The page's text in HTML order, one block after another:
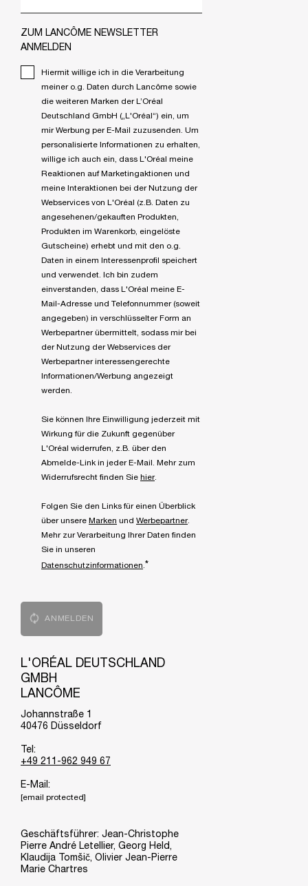
ZUM LANCÔME NEWSLETTER
ANMELDEN
Hiermit willige ich in die Verarbeitung
meiner o.g. Daten durch Lancôme sowie
die weiteren Marken der L’Oréal
Deutschland GmbH („L'Oréal“) ein, um
mir Werbung per E-Mail zuzusenden. Um
personalisierte Informationen zu erhalten,
willige ich auch ein, dass L'Oréal meine
Reaktionen auf Marketingaktionen und
meine Interaktionen bei der Nutzung der
Webservices von L'Oréal (z.B. Daten zu
angesehenen/gekauften Produkten,
Produkten im Warenkorb, eingelöste
Gutscheine) erhebt und mit den o.g.
Daten in einem Interessenprofil speichert
und verwendet. Ich bin zudem
einverstanden, dass L'Oréal meine E-
Mail-Adresse und Telefonnummer (soweit
angegeben) in verschlüsselter Form an
Werbepartner übermittelt, sodass mir bei
der Nutzung der Webservices der
Werbepartner interessengerechte
Informationen/Werbung angezeigt
werden.
Sie können Ihre Einwilligung jederzeit mit
Wirkung für die Zukunft gegenüber
L'Oréal widerrufen, z.B. über den
Abmelde-Link in jeder E-Mail. Mehr zum
Widerrufsrecht finden Sie hier.
Folgen Sie den Links für einen Überblick
über unsere Marken und Werbepartner.
Mehr zur Verarbeitung Ihrer Daten finden
Sie in unseren
Datenschutzinformationen *
ANMELDEN
L'ORÉAL DEUTSCHLAND
GMBH
LANCÔME
Johannstraße 1
40476 Düsseldorf
Tel:
+49 211-962 949 67
E-Mail:
[email protected]
Geschäftsführer: Jean-Christophe
Pierre André Letellier, Georg Held,
Klaudija Tomšič, Olivier Jean-Pierre
Marie Chartres